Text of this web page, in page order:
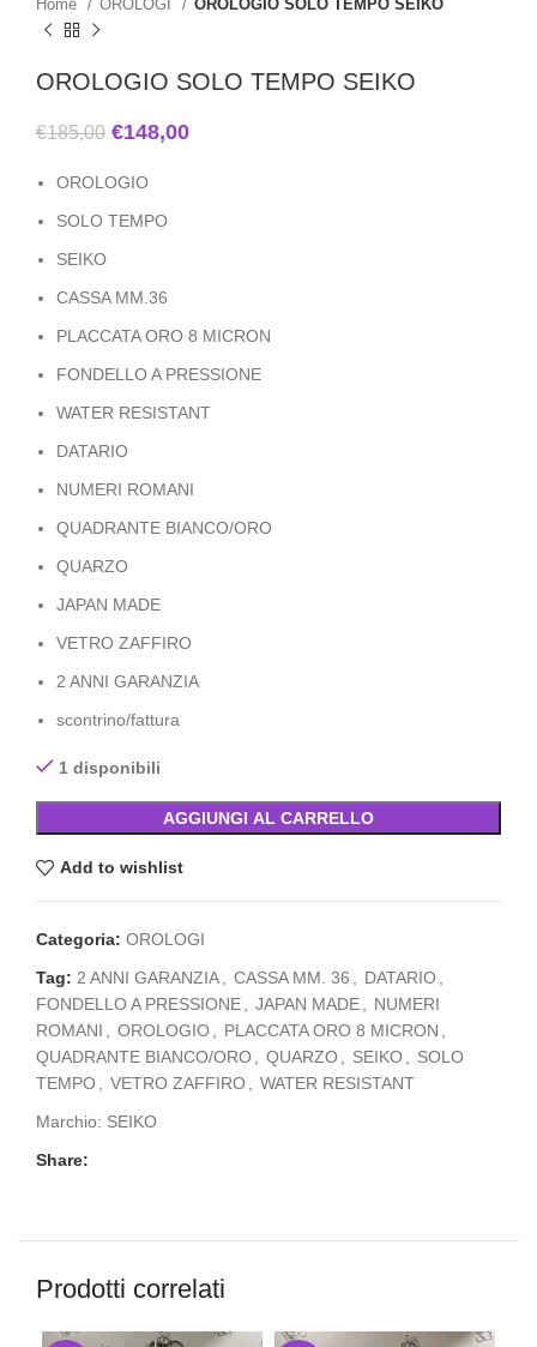
Home OROLOGI OROLOGIO SOLO TEMPO SEIKO
OROLOGIO SOLO TEMPO SEIKO
€185,00 €148,00
OROLOGIO
SOLO TEMPO
SEIKO
CASSA MM.36
PLACCATA ORO 8 MICRON
FONDELLO A PRESSIONE
WATER RESISTANT
DATARIO
NUMERI ROMANI
QUADRANTE BIANCO/ORO
QUARZO
JAPAN MADE
VETRO ZAFFIRO
2 ANNI GARANZIA
scontrino/fattura
1 disponibili
AGGIUNGI AL CARRELLO
Add to wishlist
Categoria: OROLOGI
Tag: 2 ANNI GARANZIA CASSA MM. 36 DATARIO
FONDELLO A PRESSIONE
JAPAN MADE
NUMERI
ROMANI
OROLOGIO PLACCATA ORO 8 MICRON
QUADRANTE BIANCO/ORO
QUARZO SEIKO
SOLO
TEMPO
VETRO ZAFFIRO
WATER RESISTANT
Marchio: SEIKO
Share:
Prodotti correlati